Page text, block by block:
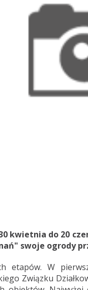
kwietnia do 20
swoje ogrody
etapów. W
Związku